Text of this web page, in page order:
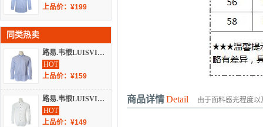
上品价：¥199
同类热卖
路易.韦根LUISVIGIN 不分季节 长袖休闲 C313A
HOT
上品价：¥159
路易.韦根LUISVIGIN 男装 秋冬 长袖休闲 C246A
HOT
上品价：¥149
商品详情Detail 由于面料感光程度